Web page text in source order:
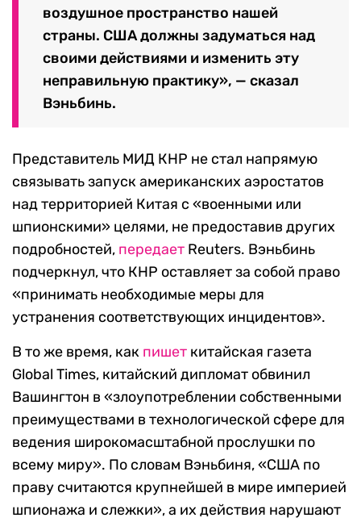
воздушное пространство нашей
страны. США должны задуматься над
своими действиями и изменить эту
неправильную практику», — сказал
Вэньбинь.
Представитель МИД КНР не стал напрямую
связывать запуск американских аэростатов
над территорией Китая с «военными или
шпионскими» целями, не предоставив других
подробностей, передает Reuters. Вэньбинь
подчеркнул, что КНР оставляет за собой право
«принимать необходимые меры для
устранения соответствующих инцидентов».
В то же время, как пишет китайская газета
Global Times, китайский дипломат обвинил
Вашингтон в «злоупотреблении собственными
преимуществами в технологической сфере для
ведения широкомасштабной прослушки по
всему миру». По словам Вэньбиня, «США по
праву считаются крупнейшей в мире империей
шпионажа и слежки», а их действия нарушают